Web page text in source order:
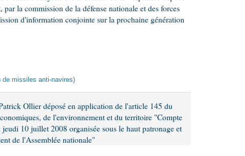
la commission de la défense nationale et des forces
d'information conjointe sur la prochaine génération
de missiles anti-navires)
Ollier déposé en application de l'article 145 du
de l'environnement et du territoire "Compte
10 juillet 2008 organisée sous le haut patronage et
de l'Assemblée nationale"